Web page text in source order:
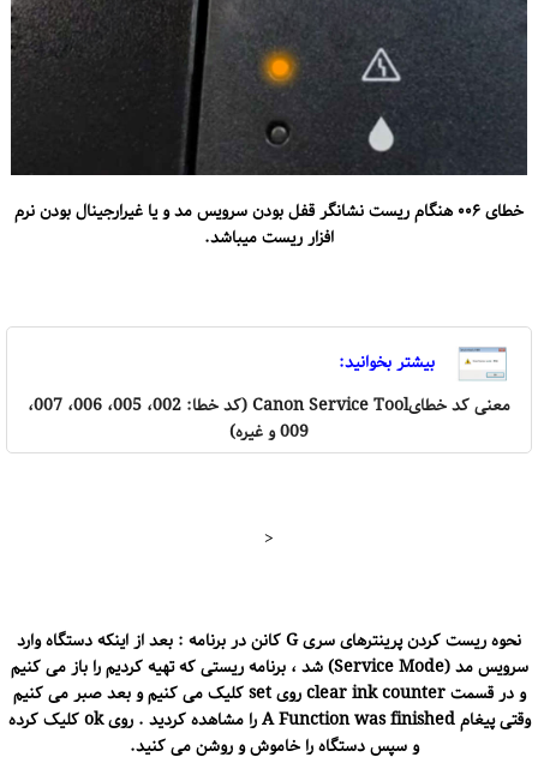
خطای ۰۰۶ هنگام ریست نشانگر قفل بودن سرویس مد و یا غیرارجینال بودن نرم
افزار ریست میباشد.
بیشتر بخوانید:
معنی کد خطایCanon Service Tool (کد خطا: 002، 005، 006، 007،
009 و غیره)
<
نحوه ریست کردن پرینترهای سری G کانن در برنامه : بعد از اینکه دستگاه وارد
سرویس مد (Service Mode) شد ، برنامه ریستی که تهیه کردیم را باز می کنیم
و در قسمت clear ink counter روی set کلیک می کنیم و بعد صبر می کنیم
وقتی پیغام A Function was finished را مشاهده کردید . روی ok کلیک کرده
و سپس دستگاه را خاموش و روشن می کنید.